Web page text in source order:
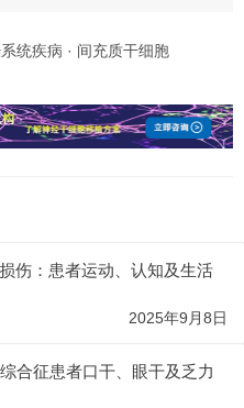
统疾病 · 间充质干细胞
伤：患者运动、认知及生活
2025年9月8日
合征患者口干、眼干及乏力